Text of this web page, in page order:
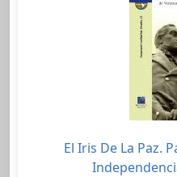
El Iris De La Paz.